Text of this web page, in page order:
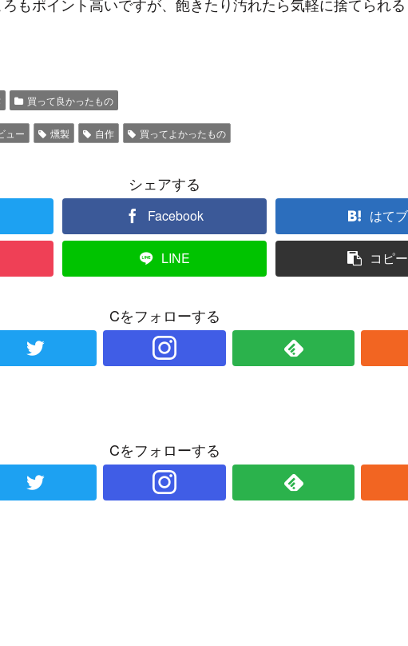
買って良かったもの
ュー 燻製 自作 買ってよかったもの
シェアする
Facebook はてブ
LINE コピー
Cをフォローする
Cをフォローする